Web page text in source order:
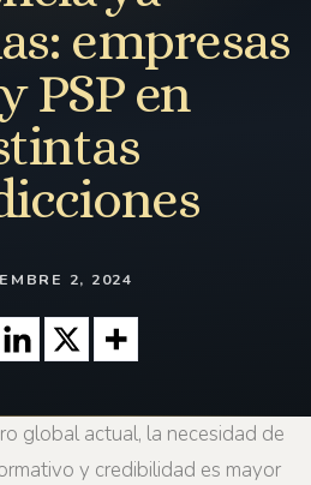
empresas
PSP en
2, 2024
global actual, la necesidad de
y credibilidad es mayor